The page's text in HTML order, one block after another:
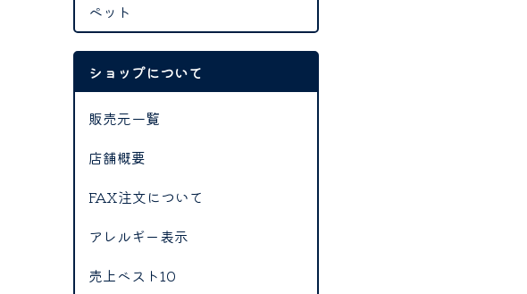
ペット
ショップについて
販売元一覧
店舗概要
FAX注文について
アレルギー表示
売上ベスト10